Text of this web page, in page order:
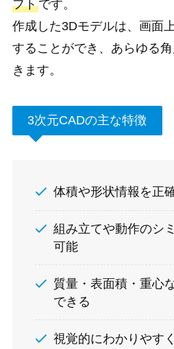
フトです。
作成した3Dモデルは、画面
することができ、あらゆる
きます。
3次元CADの主な特徴
体積や形状情報を正
組み立てや動作のシ
可能
質量・表面積・重心
できる
視覚的にわかりやす